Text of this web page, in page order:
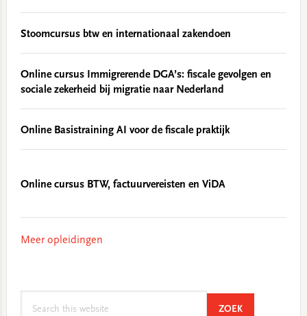
Stoomcursus btw en internationaal zakendoen
Online cursus Immigrerende DGA’s: fiscale gevolgen en
sociale zekerheid bij migratie naar Nederland
Online Basistraining AI voor de fiscale praktijk
Online cursus BTW, factuurvereisten en ViDA
Meer opleidingen
ZOEKSEARCH